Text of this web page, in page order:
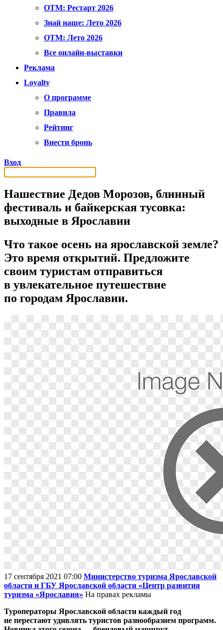
OTM: Рестарт 2026
Знай наше: Лето 2026
OTM: Лето 2026
Все онлайн-выставки
Реклама
Loyalty
О программе
Правила
Рейтинг
Внести бронь
Вход
Нашествие Дедов Морозов, блинный
фестиваль и байкерская тусовка:
выходные в Ярославии
Что такое осень на ярославской земле?
Это время открытий. Предложите
своим туристам отправиться
в увлекательное путешествие
по городам Ярославии.
17 сентября 2021 07:00 Министерство туризма Ярославской
области и ГБУ Ярославской области «Центр развития
туризма «Ярославия» На правах рекламы
Туроператоры Ярославской области каждый год
не перестают удивлять туристов разнообразием программ.